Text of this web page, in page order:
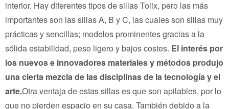
interior. Hay diferentes tipos de sillas Tolix, pero las más
importantes son las sillas A, B y C, las cuales son sillas muy
prácticas y sencillas; modelos prominentes gracias a la
sólida estabilidad, peso ligero y bajos costes. El interés por
los nuevos e innovadores materiales y métodos produjo
una cierta mezcla de las disciplinas de la tecnología y el
arte.Otra ventaja de estas sillas es que son apilables, por lo
que no pierden espacio en su casa. También debido a la